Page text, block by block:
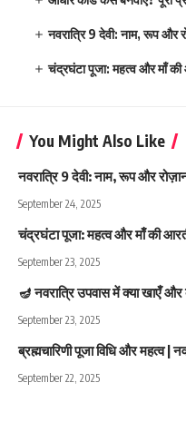
नवरात्रि 9 देवी: नाम, रूप और
चंद्रघंटा पूजा: महत्व और माँ की
You Might Also Like
नवरात्रि 9 देवी: नाम, रूप और
September 24, 2025
चंद्रघंटा पूजा: महत्व और माँ की
September 23, 2025
🪔 नवरात्रि उपवास में क्या खाएँ और
September 23, 2025
ब्रह्मचारिणी पूजा विधि और महत्व |
September 22, 2025